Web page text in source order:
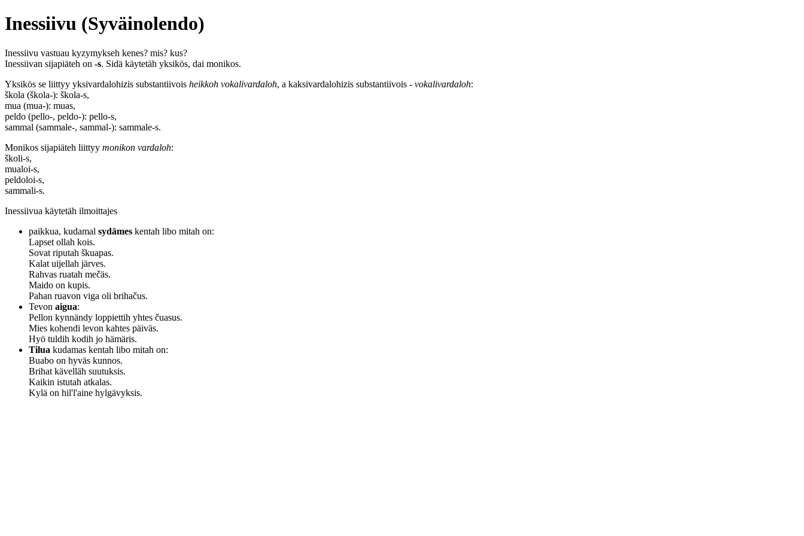
Inessiivu (Syväinolendo)
Inessiivu vastuau kyzymykseh kenes? mis? kus?
Inessiivan sijapiäteh on -s. Sidä käytetäh yksikös, dai monikos.
Yksikös se liittyy yksivardalohizis substantiivois heikkoh vokalivardaloh, a kaksivardalohizis substantiivois - vokalivardaloh:
škola (škola-): škola-s,
mua (mua-): muas,
peldo (pello-, peldo-): pello-s,
sammal (sammale-, sammal-): sammale-s.
Monikos sijapiäteh liittyy monikon vardaloh:
školi-s,
mualoi-s,
peldoloi-s,
sammali-s.
Inessiivua käytetäh ilmoittajes
paikkua, kudamal sydämes kentah libo mitah on:
Lapset ollah kois.
Sovat riputah škuapas.
Kalat uijellah järves.
Rahvas ruatah mečäs.
Maido on kupis.
Pahan ruavon viga oli brihačus.
Tevon aigua:
Pellon kynnändy loppiettih yhtes čuasus.
Mies kohendi levon kahtes päiväs.
Hyö tuldih kodih jo hämäris.
Tilua kudamas kentah libo mitah on:
Buabo on hyväs kunnos.
Brihat kävelläh suutuksis.
Kaikin istutah atkalas.
Kylä on hil'l'aine hylgävyksis.